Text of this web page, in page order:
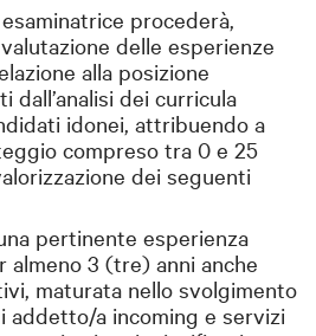
procederà,
delle esperienze
alla posizione
dall’analisi dei curricula
idonei, attribuendo a
compreso tra 0 e 25
dei seguenti
pertinente esperienza
almeno 3 (tre) anni anche
maturata nello svolgimento
addetto/a incoming e servizi